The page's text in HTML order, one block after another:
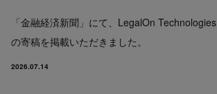
「金融経済新聞」にて、LegalOn Technologies
の寄稿を掲載いただきました。
2026.07.14